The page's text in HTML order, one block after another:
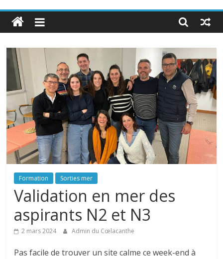
Formation Sorties mer
Validation en mer des
aspirants N2 et N3
2 mars 2024 Admin du Cœlacanthe
Pas facile de trouver un site calme ce week-end à